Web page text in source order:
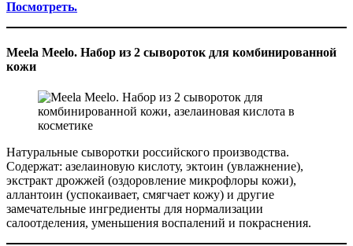
Посмотреть.
Meela Meelo. Набор из 2 сывороток для комбинированной
кожи
Натуральные сыворотки российского производства.
Содержат: азелаиновую кислоту, эктоин (увлажнение),
экстракт дрожжей (оздоровление микрофлоры кожи),
аллантоин (успокаивает, смягчает кожу) и другие
замечательные ингредиенты для нормализации
салоотделения, уменьшения воспалений и покраснения.